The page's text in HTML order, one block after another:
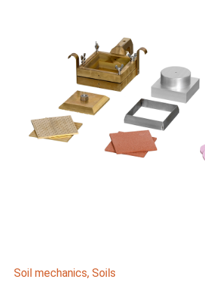
Soil mechanics, Soils